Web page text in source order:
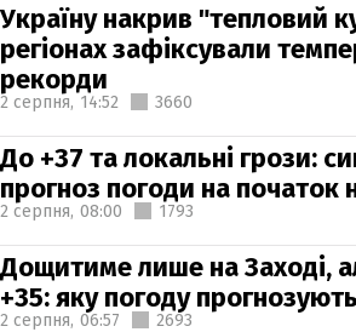
Україну накрив "тепловий
регіонах зафіксували
рекорди
2 серпня, 14:52 3660
До +37 та локальні грози:
прогноз погоди на початок
2 серпня, 08:00 1793
Дощитиме лише на Заході,
+35: яку погоду
2 серпня, 06:57 2693